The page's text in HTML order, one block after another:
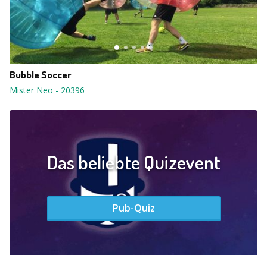
Bubble Soccer
Mister Neo - 20396
Das beliebte Quizevent
Pub-Quiz